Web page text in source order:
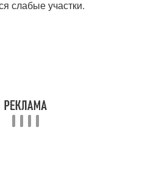
слабые участки.